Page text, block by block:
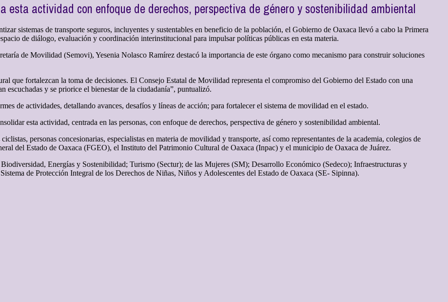
esta actividad con enfoque de derechos, perspectiva de género y sostenibilidad ambiental
sistemas de transporte seguros, incluyentes y sustentables en beneficio de la población, el Gobierno de Oaxaca llevó a cabo la Primera
de diálogo, evaluación y coordinación interinstitucional para impulsar políticas públicas en esta materia.
de Movilidad (Semovi), Yesenia Nolasco Ramírez destacó la importancia de este órgano como mecanismo para construir soluciones
que fortalezcan la toma de decisiones. El Consejo Estatal de Movilidad representa el compromiso del Gobierno del Estado con una
escuchadas y se priorice el bienestar de la ciudadanía”, puntualizó.
de actividades, detallando avances, desafíos y líneas de acción; para fortalecer el sistema de movilidad en el estado.
esta actividad, centrada en las personas, con enfoque de derechos, perspectiva de género y sostenibilidad ambiental.
personas concesionarias, especialistas en materia de movilidad y transporte, así como representantes de la academia, colegios de
del Estado de Oaxaca (FGEO), el Instituto del Patrimonio Cultural de Oaxaca (Inpac) y el municipio de Oaxaca de Juárez.
Energías y Sostenibilidad; Turismo (Sectur); de las Mujeres (SM); Desarrollo Económico (Sedeco); Infraestructuras y
de Protección Integral de los Derechos de Niñas, Niños y Adolescentes del Estado de Oaxaca (SE- Sipinna).